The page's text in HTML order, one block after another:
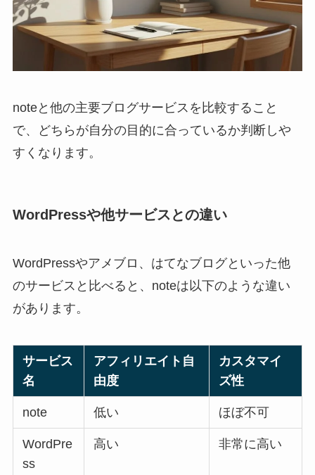
noteと他の主要ブログサービスを比較すること
で、どちらが自分の目的に合っているか判断しや
すくなります。
WordPressや他サービスとの違い
WordPressやアメブロ、はてなブログといった他
のサービスと比べると、noteは以下のような違い
があります。
サービス
名
アフィリエイト自
由度
カスタマイ
ズ性
note 低い ほぼ不可
WordPre
ss
高い 非常に高い